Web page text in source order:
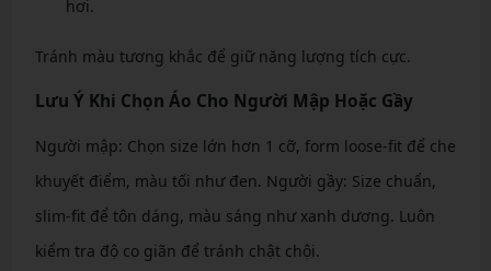
hơi.
Tránh màu tương khắc để giữ năng lượng tích cực.
Lưu Ý Khi Chọn Áo Cho Người Mập Hoặc Gầy
Người mập: Chọn size lớn hơn 1 cỡ, form loose-fit để che
khuyết điểm, màu tối như đen. Người gầy: Size chuẩn,
slim-fit để tôn dáng, màu sáng như xanh dương. Luôn
kiểm tra độ co giãn để tránh chật chội.